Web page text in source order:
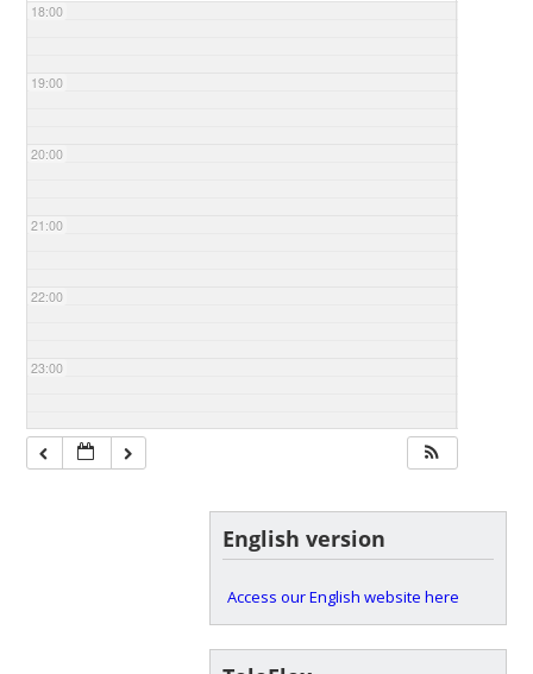
18:00
19:00
20:00
21:00
22:00
23:00
English version
Access our English website here